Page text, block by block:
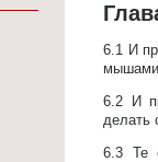
6.1 И
6.2
И
делать
6.3 Те